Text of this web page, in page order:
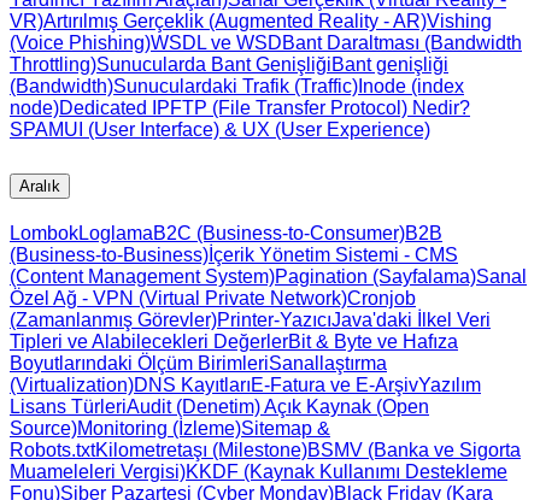
VR)Artırılmış Gerçeklik (Augmented Reality - AR)Vishing
(Voice Phishing)WSDL ve WSDBant Daraltması (Bandwidth
Throttling)Sunucularda Bant GenişliğiBant genişliği
(Bandwidth)Sunuculardaki Trafik (Traffic) Inode (index
node)Dedicated IPFTP (File Transfer Protocol) Nedir?
SPAMUI (User Interface) & UX (User Experience)
Aralık
LombokLoglamaB2C (Business-to-Consumer)B2B
(Business-to-Business) İçerik Yönetim Sistemi - CMS
(Content Management System)Pagination (Sayfalama)Sanal
Özel Ağ - VPN (Virtual Private Network)Cronjob
(Zamanlanmış Görevler)Printer-YazıcıJava'daki İlkel Veri
Tipleri ve Alabilecekleri DeğerlerBit & Byte ve Hafıza
Boyutlarındaki Ölçüm BirimleriSanallaştırma
(Virtualization)DNS KayıtlarıE-Fatura ve E-ArşivYazılım
Lisans TürleriAudit (Denetim)Açık Kaynak (Open
Source)Monitoring (İzleme)Sitemap &
Robots.txtKilometretaşı (Milestone)BSMV (Banka ve Sigorta
Muameleleri Vergisi)KKDF (Kaynak Kullanımı Destekleme
Fonu)Siber Pazartesi (Cyber Monday)Black Friday (Kara